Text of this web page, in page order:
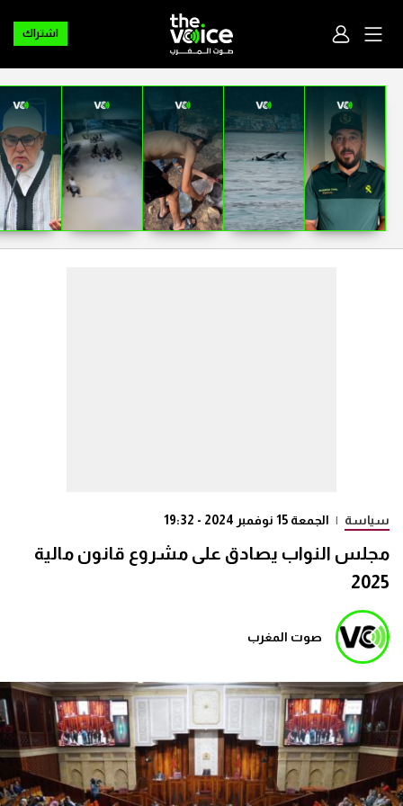
اشتراك
سياسة | الجمعة 15 نوفمبر 2024 - 19:32
مجلس النواب يصادق على مشروع قانون مالية
2025
صوت المغرب